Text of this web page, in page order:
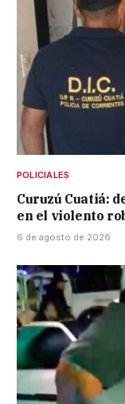
POLICIALES
Curuzú Cuatiá:
en el violento
6 de agosto de 2026